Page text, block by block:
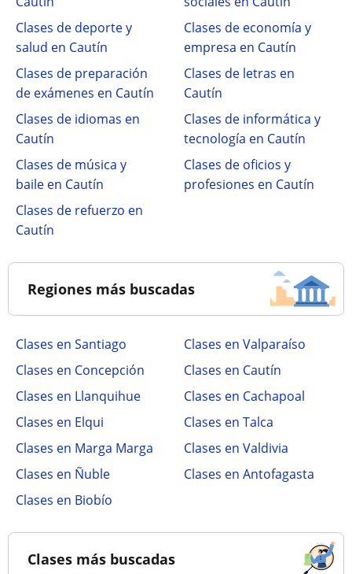
Clases de deporte y
salud en Cautín
Clases de economía y
empresa en Cautín
Clases de preparación
de exámenes en Cautín
Clases de letras en
Cautín
Clases de idiomas en
Cautín
Clases de informática y
tecnología en Cautín
Clases de música y
baile en Cautín
Clases de oficios y
profesiones en Cautín
Clases de refuerzo en
Cautín
Regiones más buscadas
Clases en Santiago
Clases en Valparaíso
Clases en Concepción
Clases en Cautín
Clases en Llanquihue
Clases en Cachapoal
Clases en Elqui
Clases en Talca
Clases en Marga Marga
Clases en Valdivia
Clases en Ñuble
Clases en Antofagasta
Clases en Biobío
Clases más buscadas